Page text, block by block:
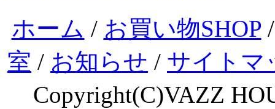
ホーム / お買い物SHOP
室 / お知らせ / サイトマ
Copyright(C)VAZZ